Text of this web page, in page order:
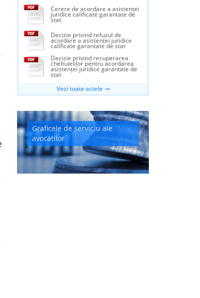
Cerere de acordare a asistenței
juridice calificate garantate de
stat
Decizie privind refuzul de
acordare a asistenței juridice
calificate garantate de stat
Decizie privind recuperarea
cheltuielilor pentru acordarea
asistenței juridice garantate de
stat
Vezi toate actele
Graficele de serviciu ale
avocaților